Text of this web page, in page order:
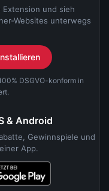
Extension und sieh
Websites unterwegs
DSGVO-konform in
& Android
Gewinnspiele und
App.